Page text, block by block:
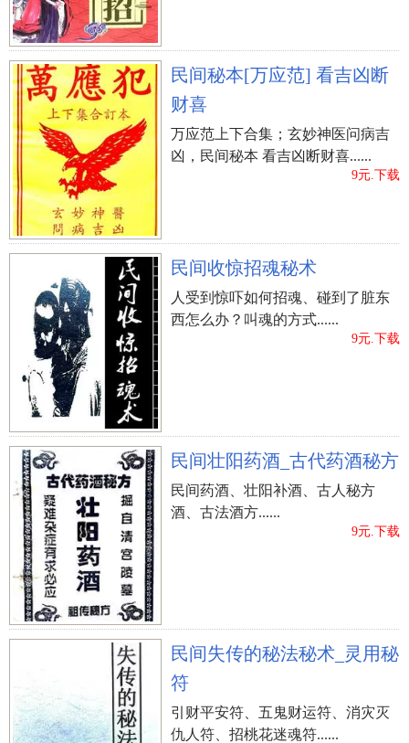
民间秘本[万应范] 看吉凶断
财喜
万应范上下合集；玄妙神医问病吉
凶，民间秘本 看吉凶断财喜......
9元.下载
民间收惊招魂秘术
人受到惊吓如何招魂、碰到了脏东
西怎么办？叫魂的方式......
9元.下载
民间壮阳药酒_古代药酒秘方
民间药酒、壮阳补酒、古人秘方
酒、古法酒方......
9元.下载
民间失传的秘法秘术_灵用秘
符
引财平安符、五鬼财运符、消灾灭
仇人符、招桃花迷魂符......